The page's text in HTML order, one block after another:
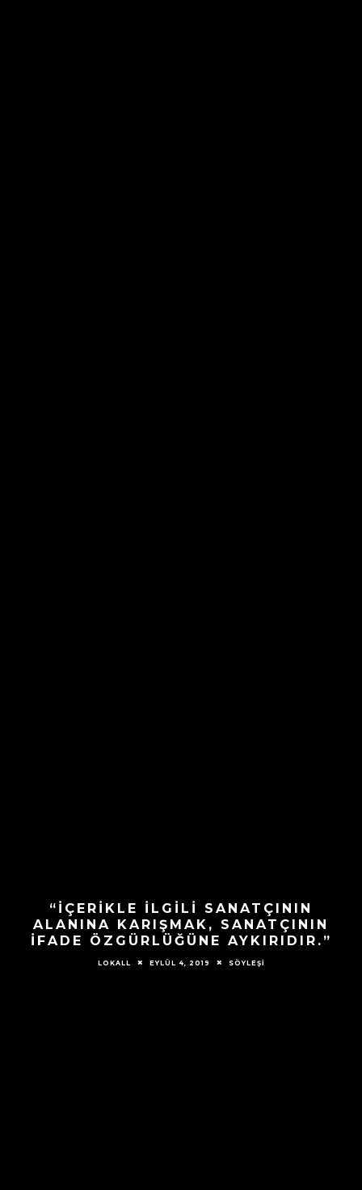
“İÇERIKLE ILGILI SANATÇININ
ALANINA KARIŞMAK, SANATÇININ
IFADE ÖZGÜRLÜĞÜNE AYKIRIDIR.”
LOKALL EYLÜL 4, 2019 SÖYLEŞİ